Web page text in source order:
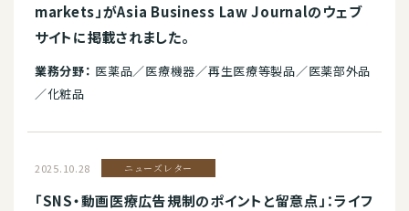
markets」がAsia Business Law Journalのウェブ
サイトに掲載されました。
業務分野： 医薬品／医療機器／再生医療等製品／医薬部外品
／化粧品
2025.10.28 ニューズレター
「SNS・動画医療広告規制のポイントと留意点」：ライフ